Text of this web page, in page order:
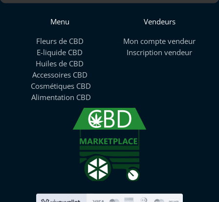
Menu
Fleurs de CBD
E-liquide CBD
Huiles de CBD
Accessoires CBD
Cosmétiques CBD
Alimentation CBD
Vendeurs
Mon compte vendeur
Inscription vendeur